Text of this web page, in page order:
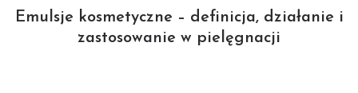
Emulsje kosmetyczne – definicja, działanie i
zastosowanie w pielęgnacji